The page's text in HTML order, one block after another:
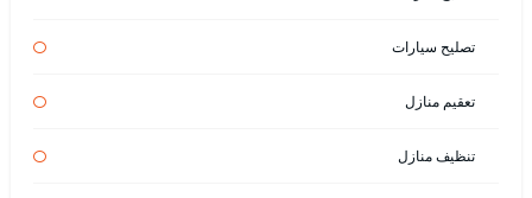
تصليح سيارات
تعقيم منازل
تنظيف منازل